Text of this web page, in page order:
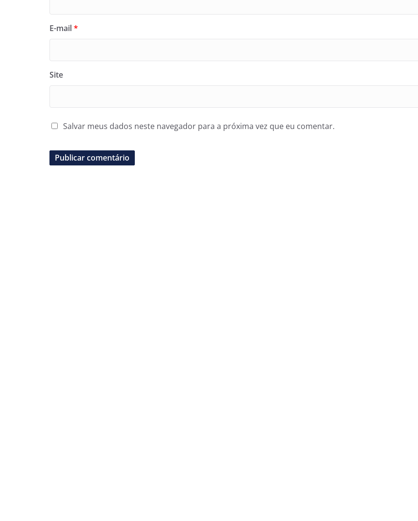
E-mail*
Site
Salvar meus dados neste navegador para a próxima vez que eu comentar.